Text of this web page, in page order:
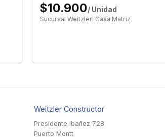
$10.900/ Unidad
Sucursal Weitzler: Casa Matriz
Weitzler Constructor
Presidente Ibañez 728
Puerto Montt